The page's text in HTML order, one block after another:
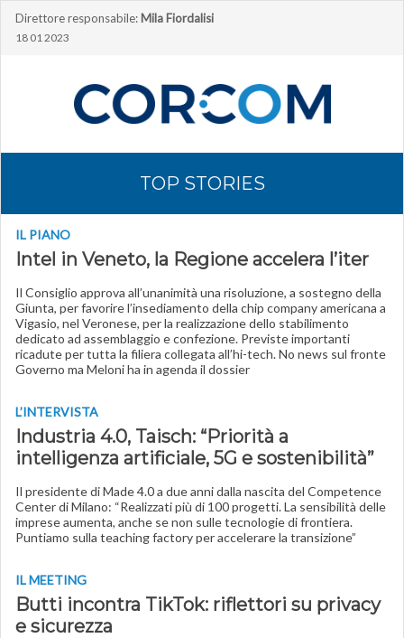
Direttore responsabile: Mila Fiordalisi
18 01 2023
TOP STORIES
IL PIANO
Intel in Veneto, la Regione accelera l’iter
Il Consiglio approva all’unanimità una risoluzione, a sostegno della
Giunta, per favorire l’insediamento della chip company americana a
Vigasio, nel Veronese, per la realizzazione dello stabilimento
dedicato ad assemblaggio e confezione. Previste importanti
ricadute per tutta la filiera collegata all’hi-tech. No news sul fronte
Governo ma Meloni ha in agenda il dossier
L’INTERVISTA
Industria 4.0, Taisch: “Priorità a
intelligenza artificiale, 5G e sostenibilità”
Il presidente di Made 4.0 a due anni dalla nascita del Competence
Center di Milano: “Realizzati più di 100 progetti. La sensibilità delle
imprese aumenta, anche se non sulle tecnologie di frontiera.
Puntiamo sulla teaching factory per accelerare la transizione”
IL MEETING
Butti incontra TikTok: riflettori su privacy
e sicurezza